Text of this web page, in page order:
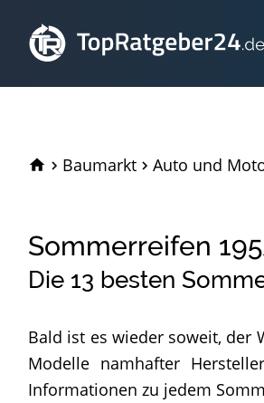
TopRatgeber24.de
Baumarkt Auto und
Sommerreifen
Die 13 besten
Bald ist es wieder soweit, der
Modelle namhafter
In­for­ma­tio­nen zu je­dem